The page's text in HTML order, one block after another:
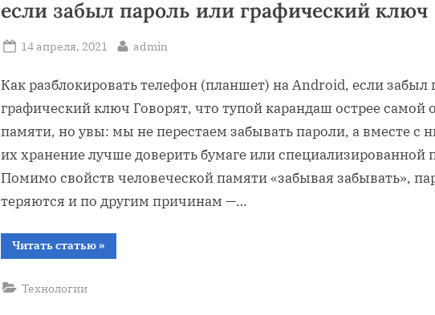
если забыл пароль или графический ключ
Posted
14 апреля, 2021 By
admin
Как разблокировать телефон (планшет) на Android, если забыл
графический ключ Говорят, что тупой карандаш острее самой
памяти, но увы: мы не перестаем забывать пароли, а вместе с
их хранение лучше доверить бумаге или специализированной
Помимо свойств человеческой памяти «забывая забывать»,
теряются и по другим причинам —…
Читать статью“Как
разблокировать
»
Технологии